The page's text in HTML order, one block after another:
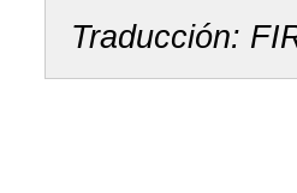
Traducción: